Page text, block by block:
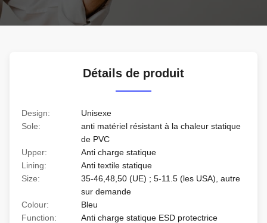
Détails de produit
Design:
Unisexe
Sole:
anti matériel résistant à la chaleur statique
de PVC
Upper:
Anti charge statique
Lining:
Anti textile statique
Size:
35-46,48,50 (UE) ; 5-11.5 (les USA), autre
sur demande
Colour:
Bleu
Function:
Anti charge statique ESD protectrice